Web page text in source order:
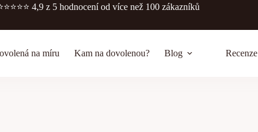
4,9 z 5 hodnoceníod více než 100 zákazníků
na míru Kam na dovolenou? Blog Recenze